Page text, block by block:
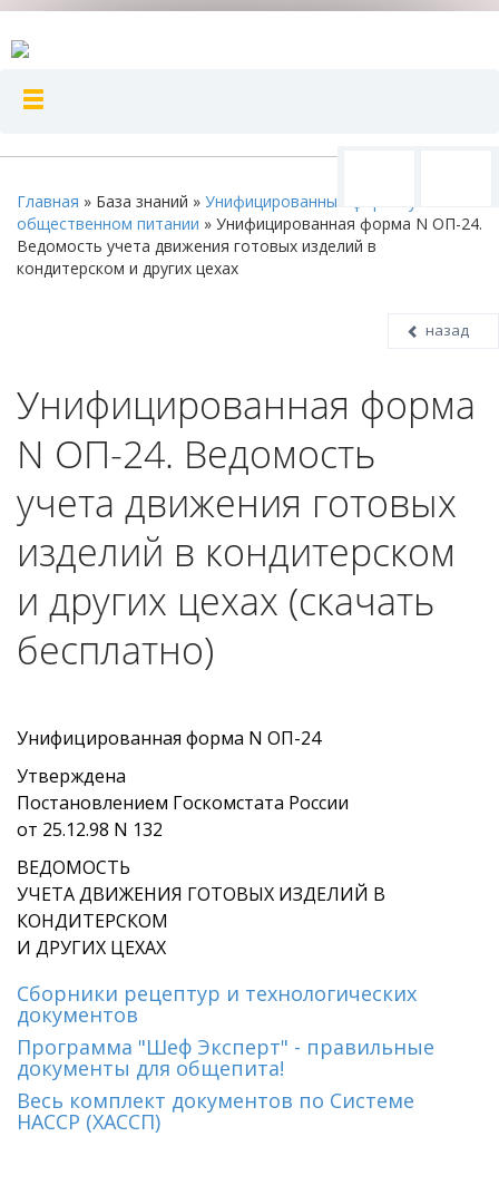
Главная » База знаний » Унифицированные формы учета в
общественном питании » Унифицированная форма N ОП-24.
Ведомость учета движения готовых изделий в
кондитерском и других цехах
назад
Унифицированная форма
N ОП-24. Ведомость
учета движения готовых
изделий в кондитерском
и других цехах (скачать
бесплатно)
Унифицированная форма N ОП-24
Утверждена
Постановлением Госкомстата России
от 25.12.98 N 132
ВЕДОМОСТЬ
УЧЕТА ДВИЖЕНИЯ ГОТОВЫХ ИЗДЕЛИЙ В
КОНДИТЕРСКОМ
И ДРУГИХ ЦЕХАХ
Сборники рецептур и технологических
документов
Программа "Шеф Эксперт" - правильные
документы для общепита!
Весь комплект документов по Системе
HACCP (ХАССП)